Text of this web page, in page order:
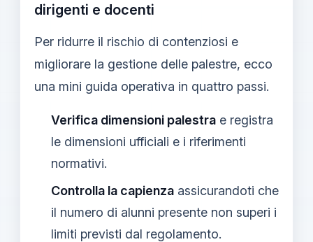
dirigenti e docenti
Per ridurre il rischio di contenziosi e
migliorare la gestione delle palestre, ecco
una mini guida operativa in quattro passi.
Verifica dimensioni palestra e registra
le dimensioni ufficiali e i riferimenti
normativi.
Controlla la capienza assicurandoti che
il numero di alunni presente non superi i
limiti previsti dal regolamento.